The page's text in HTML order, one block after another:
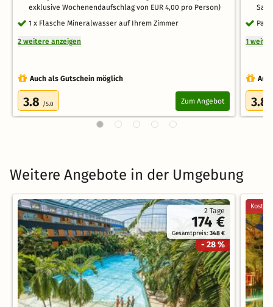
exklusive Wochenendaufschlag von EUR 4,00 pro Person)
1 x Flasche Mineralwasser auf Ihrem Zimmer
2 weitere anzeigen
Auch als Gutschein möglich
3.8 /5.0 Zum Angebot
1
3.8
Weitere Angebote in der Umgebung
2 Tage
174 €
Gesamtpreis:348 €
- 28 %